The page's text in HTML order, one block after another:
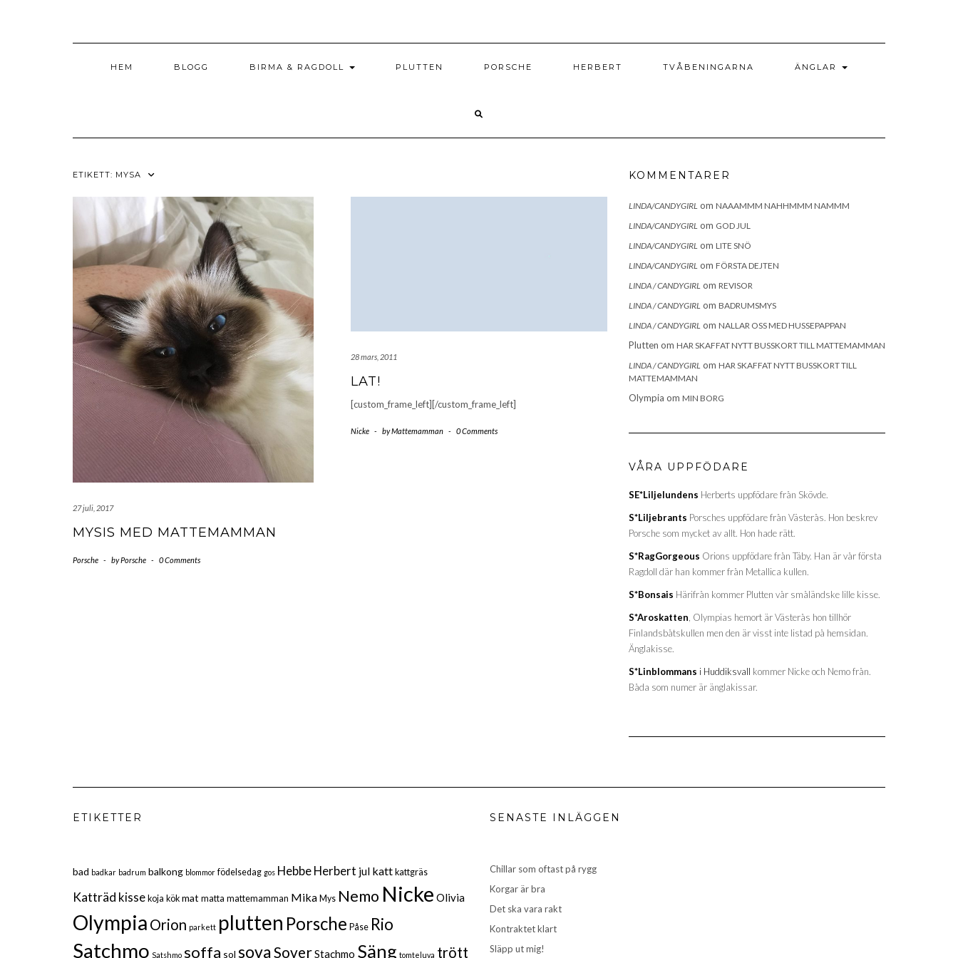
HEM BLOGG BIRMA & RAGDOLL PLUTTEN PORSCHE HERBERT TVÅBENINGARNA ÄNGLAR
ETIKETT: MYSA
27 juli, 2017
MYSIS MED MATTEMAMMAN
Porsche - byPorsche - 0 Comments
28 mars, 2011
LAT!
[custom_frame_left][/custom_frame_left]
Nicke - byMattemamman - 0 Comments
KOMMENTARER
LINDA/CANDYGIRL om NAAAMMM NAHHMMM NAMMM
LINDA/CANDYGIRL om GOD JUL
LINDA/CANDYGIRL om LITE SNÖ
LINDA/CANDYGIRL om FÖRSTA DEJTEN
LINDA / CANDYGIRL om REVISOR
LINDA / CANDYGIRL om BADRUMSMYS
LINDA / CANDYGIRL om NALLAR OSS MED HUSSEPAPPAN
Plutten om HAR SKAFFAT NYTT BUSSKORT TILL MATTEMAMMAN
LINDA / CANDYGIRL om HAR SKAFFAT NYTT BUSSKORT TILL
MATTEMAMMAN
Olympia om MIN BORG
VÅRA UPPFÖDARE
SE*Liljelundens Herberts uppfödare från Skövde.
S*Liljebrants Porsches uppfödare från Västerås. Hon beskrev
Porsche som mycket av allt. Hon hade rätt.
S*RagGorgeous Orions uppfödare från Täby. Han är vår första
Ragdoll där han kommer från Metallica kullen.
S*Bonsais Härifrån kommer Plutten vår småländske lille kisse.
S*Aroskatten , Olympias hemort är Västerås hon tillhör
Finlandsbåtskullen men den är visst inte listad på hemsidan.
Änglakisse.
S*Linblommans i Huddiksvall kommer Nicke och Nemo från.
Båda som numer är änglakissar.
ETIKETTER
bad badkar badrum balkong blommor födelsedag gos HebbeHerbert jul katt kattgräs
Katträd kisse koja kök mat matta mattemamman Mika Mys Nemo Nicke Olivia
Olympia Orion parkett plutten Porsche Påse Rio
Satchmo Satshmo soffa sol sovaSoverStachmo Säng tomteluva trött
SENASTE INLÄGGEN
Chillar som oftast på rygg
Korgar är bra
Det ska vara rakt
Kontraktet klart
Släpp ut mig!